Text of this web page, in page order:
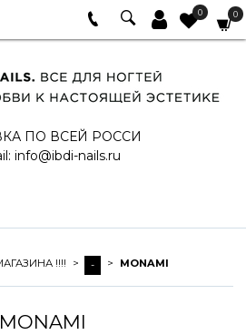
0 0
ПО ВСЕЙ РОССИ
info@ibdi-nails.ru
!!!! - MONAMI
MONAMI